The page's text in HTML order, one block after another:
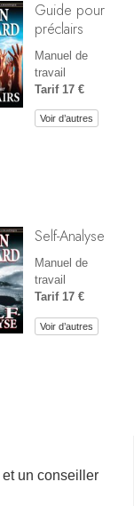
Guide pour
préclairs
Manuel de
travail
Tarif 17 €
Voir d’autres
Self-Analyse
Manuel de
travail
Tarif 17 €
Voir d’autres
et un conseiller